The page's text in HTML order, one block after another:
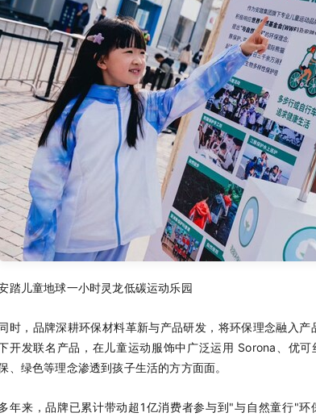
踏儿童地球一小时灵龙低碳运动乐园
时，品牌深耕环保材料革新与产品研发，将环保理念融入
开发联名产品，在儿童运动服饰中广泛运用 Sorona、优
、绿色等理念渗透到孩子生活的方方面面。
年来，品牌已累计带动超1亿消费者参与到"与自然童行"